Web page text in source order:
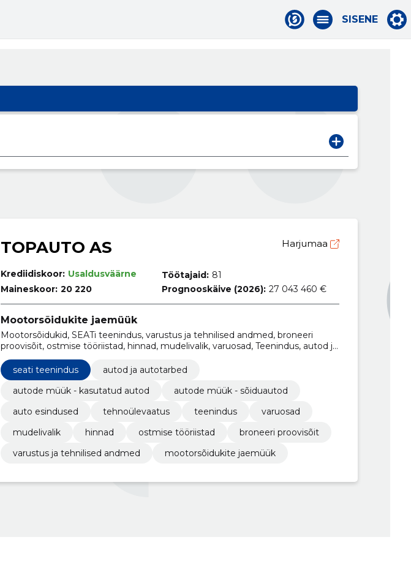
SISENE
TOPAUTO AS Harjumaa
Krediidiskoor: Usaldusväärne
Maineskoor: 20 220
Töötajaid: 81
Prognooskäive (2026): 27 043 460 €
Mootorsõidukite jaemüük
Mootorsõidukid, SEATi teenindus, varustus ja tehnilised andmed, broneeri
proovisõit, ostmise tööriistad, hinnad, mudelivalik, varuosad, Teenindus, autod ja
autotarbed
seati teenindus
autod ja autotarbed
autode müük - kasutatud autod
autode müük - sõiduautod
auto esindused
tehnoülevaatus teenindus
varuosad
mudelivalik
hinnad ostmise tööriistad
broneeri proovisõit
varustus ja tehnilised andmed
mootorsõidukite jaemüük